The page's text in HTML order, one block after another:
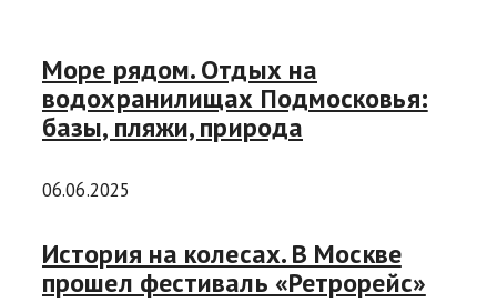
Море рядом. Отдых на
водохранилищах Подмосковья:
базы, пляжи, природа
06.06.2025
История на колесах. В Москве
прошел фестиваль «Ретрорейс»